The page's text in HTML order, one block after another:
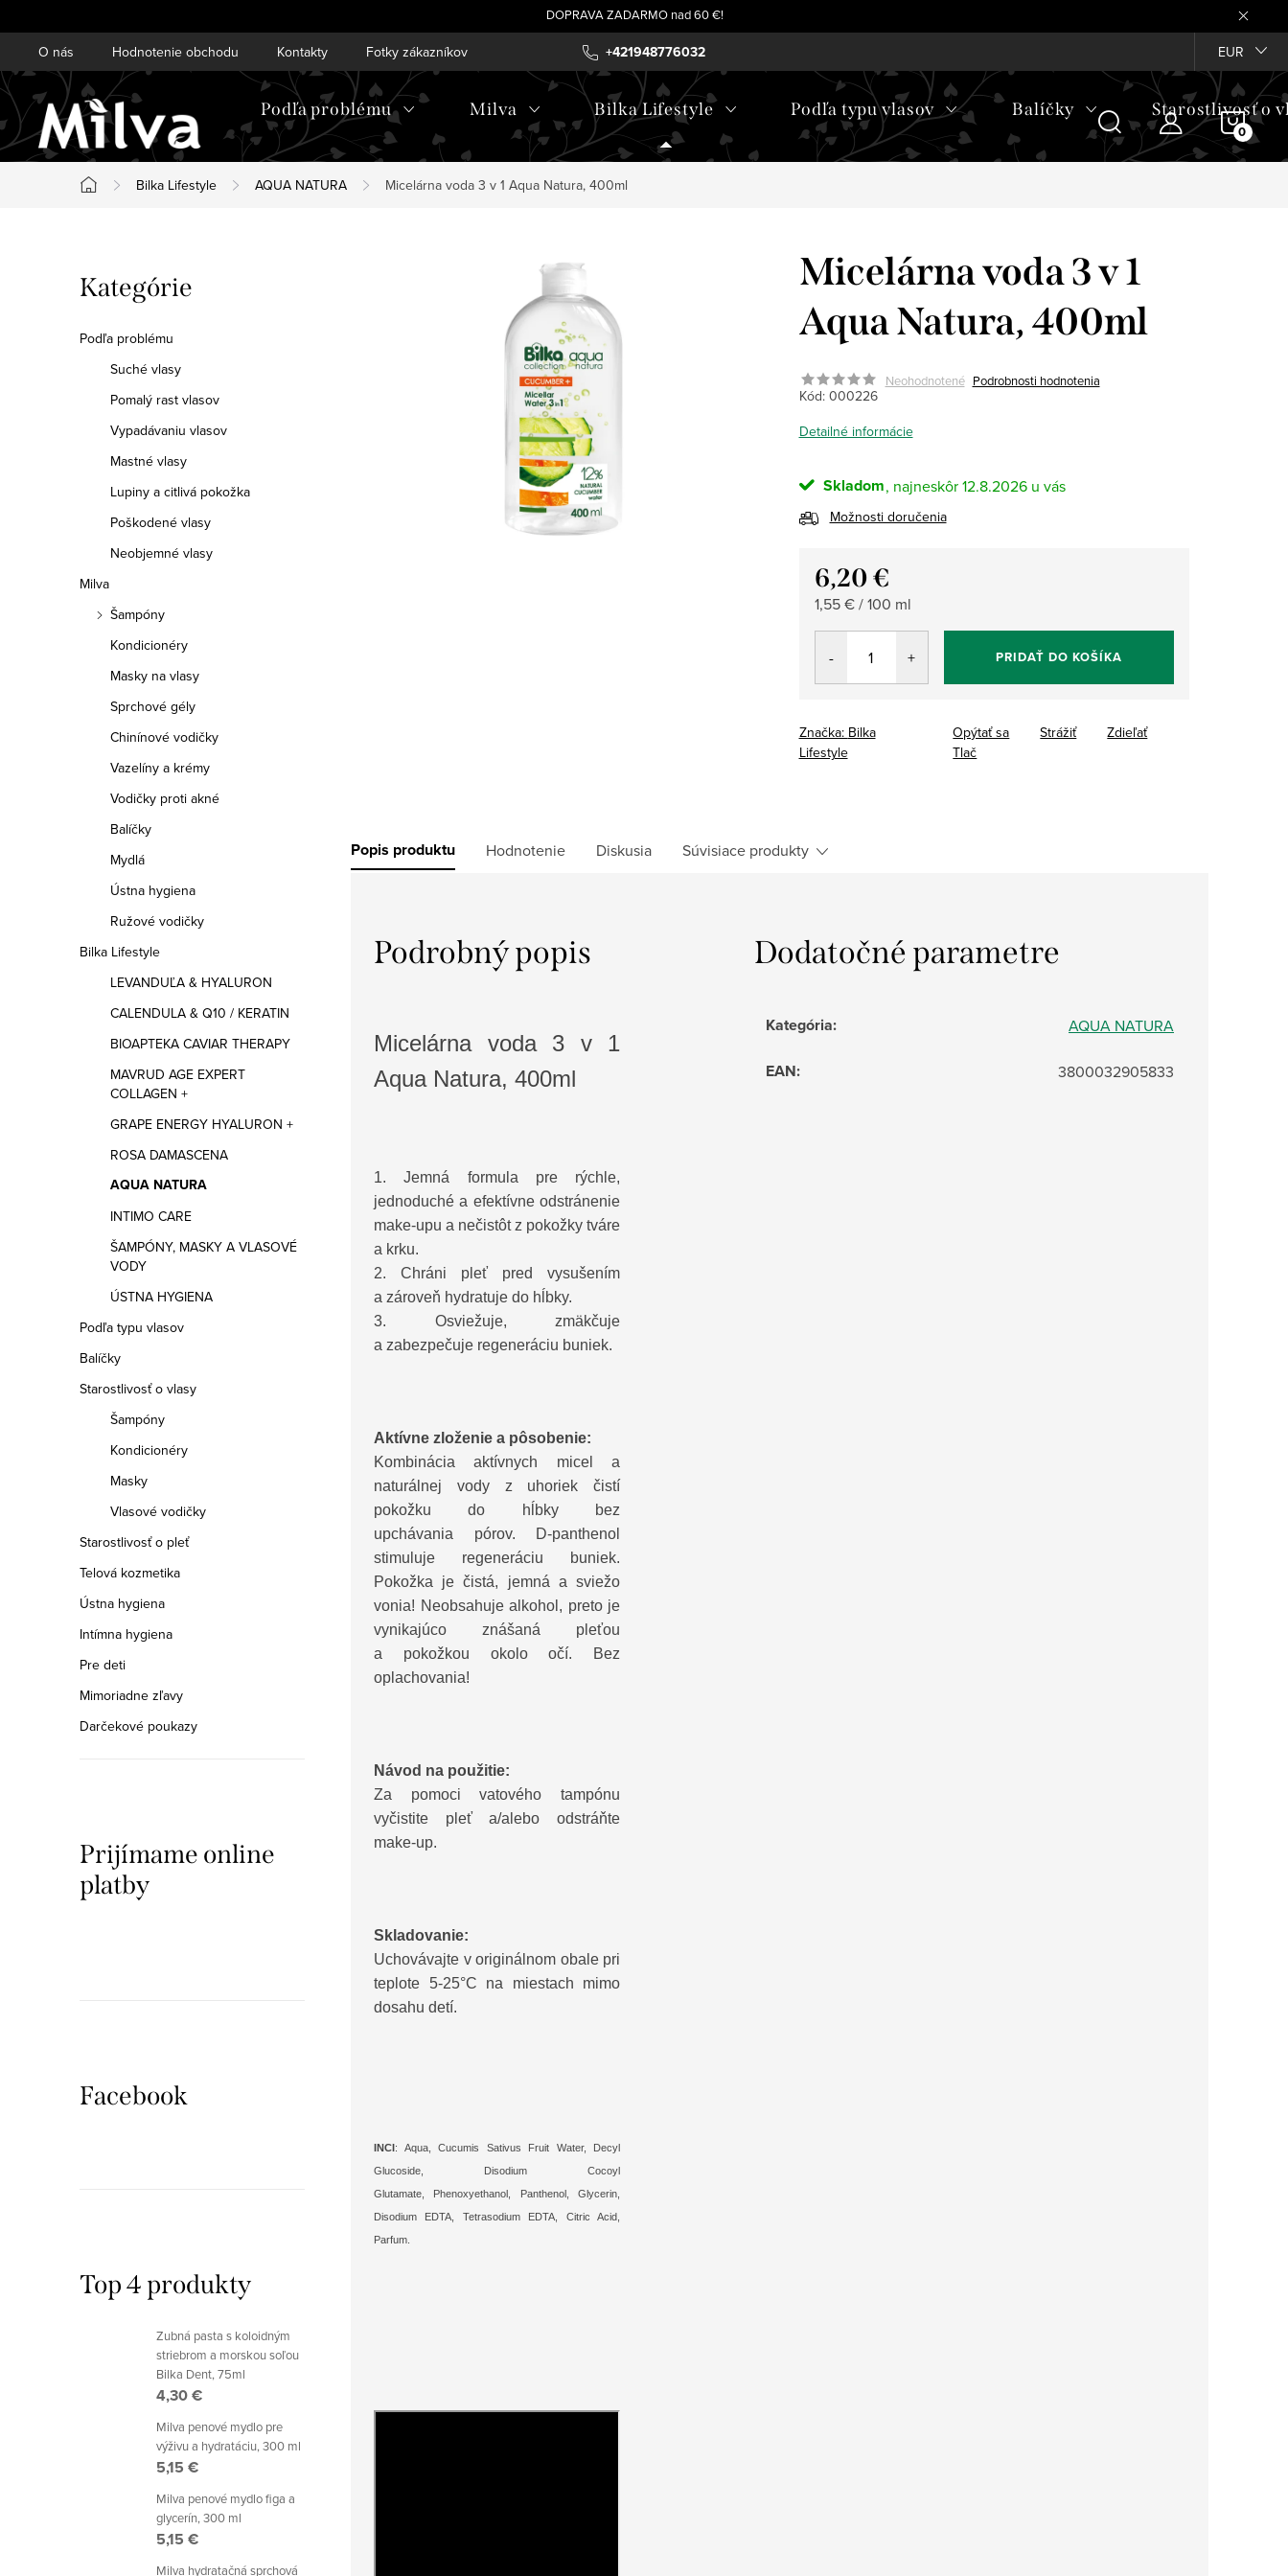
na
obsah
DOPRAVA ZADARMO nad 60 €!
+421948776032
O nás Hodnotenie obchodu Kontakty Fotky zákazníkov EUR
Podľa problému Milva Bilka Lifestyle Podľa typu vlasov Balíčky Starostlivosť o
Domov
Bilka Lifestyle AQUA NATURA Micelárna voda 3 v 1 Aqua Natura, 400ml
o
č
l
Preskočiť
kategórie
Kategórie
Podľa problému
Suché vlasy
Pomalý rast vlasov
Vypadávaniu vlasov
Mastné vlasy
Lupiny a citlivá pokožka
Poškodené vlasy
Neobjemné vlasy
Milva
Šampóny
Kondicionéry
Masky na vlasy
Sprchové gély
Chinínové vodičky
Vazelíny a krémy
Vodičky proti akné
Balíčky
Mydlá
Ústna hygiena
Ružové vodičky
Bilka Lifestyle
LEVANDUĽA & HYALURON
CALENDULA & Q10 / KERATIN
BIOAPTEKA CAVIAR THERAPY
MAVRUD AGE EXPERT
COLLAGEN +
GRAPE ENERGY HYALURON +
ROSA DAMASCENA
AQUA NATURA
INTIMO CARE
ŠAMPÓNY, MASKY A VLASOVÉ
VODY
ÚSTNA HYGIENA
Podľa typu vlasov
Balíčky
Starostlivosť o vlasy
Šampóny
Kondicionéry
Masky
Vlasové vodičky
Starostlivosť o pleť
Telová kozmetika
Ústna hygiena
Intímna hygiena
Pre deti
Mimoriadne zľavy
Darčekové poukazy
Prijímame online
platby
Facebook
Top 4 produkty
Zubná pasta s koloidným
striebrom a morskou soľou
Bilka Dent, 75ml
4,30 €
Milva penové mydlo pre
výživu a hydratáciu, 300 ml
5,15 €
Milva penové mydlo figa a
glycerín, 300 ml
5,15 €
Milva hydratačná sprchová
Micelárna voda 3 v 1
Aqua Natura, 400ml
Neohodnotené Podrobnosti hodnotenia
Kód: 000226
Detailné informácie
Skladom 12.8.2026
Možnosti doručenia
6,20 €
Jednotková
cena:
1,55 € / 100 ml
PRIDAŤ DO KOŠÍKA
Značka: Bilka
Lifestyle
Tlač
Opýtať sa Strážiť Zdieľať
Popis produktu Hodnotenie Diskusia Súvisiace produkty
Podrobný popis
Micelárna voda 3 v 1
Aqua Natura, 400ml
1. Jemná formula pre rýchle,
jednoduché a efektívne odstránenie
make-upu a nečistôt z pokožky tváre
a krku.
2. Chráni pleť pred vysušením
a zároveň hydratuje do hĺbky.
3. Osviežuje, zmäkčuje
a zabezpečuje regeneráciu buniek.
Aktívne zloženie a pôsobenie:
Kombinácia aktívnych micel a
naturálnej vody z uhoriek čistí
pokožku do hĺbky bez
upchávania pórov. D-panthenol
stimuluje regeneráciu buniek.
Pokožka je čistá, jemná a sviežo
vonia! Neobsahuje alkohol, preto je
vynikajúco znášaná pleťou
a pokožkou okolo očí. Bez
oplachovania!
Návod na použitie:
Za pomoci vatového tampónu
vyčistite pleť a/alebo odstráňte
make-up.
Skladovanie:
Uchovávajte v originálnom obale pri
teplote 5-25°C na miestach mimo
dosahu detí.
INCI: Aqua, Cucumis Sativus Fruit Water, Decyl
Glucoside, Disodium Cocoyl
Glutamate, Phenoxyethanol, Panthenol, Glycerin,
Disodium EDTA, Tetrasodium EDTA, Citric Acid,
Parfum.
Dodatočné parametre
Kategória: AQUA NATURA
EAN: 3800032905833